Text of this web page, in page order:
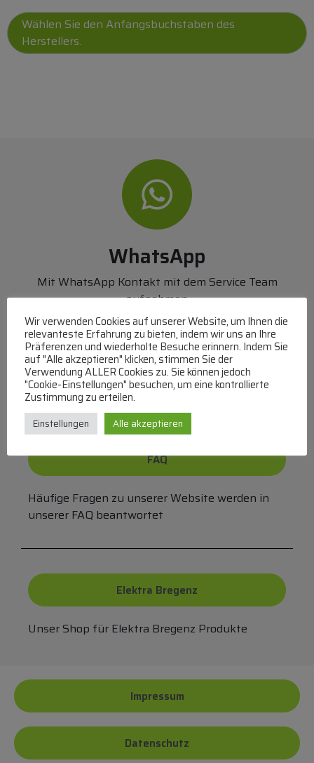
WhatsApp
Mit WhatsApp Kontakt mit dem Service Team
aufnehmen
(MO-DO 8-17, FR 8-15 Uhr,+43 1 267 67 60)
Bei uns können Sie bezahlen per:
Überweisung
PayPal
VISA
MasterCard
FAQ
Häufige Fragen zu unserer Website werden in
unserer FAQ beantwortet
Elektra Bregenz
Unser Shop für Elektra Bregenz Produkte
Impressum
Datenschutz
Wir verwenden Cookies auf unserer Website, um Ihnen die
relevanteste Erfahrung zu bieten, indem wir uns an Ihre
Präferenzen und wiederholte Besuche erinnern. Indem Sie
auf "Alle akzeptieren" klicken, stimmen Sie der
Verwendung ALLER Cookies zu. Sie können jedoch
"Cookie-Einstellungen" besuchen, um eine kontrollierte
Zustimmung zu erteilen.
Einstellungen Alle akzeptieren